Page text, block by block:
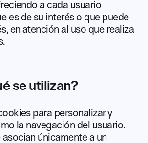
a cada usuario
es de su interés o que puede
en atención al uso que realiza
se utilizan?
para personalizar y
la navegación del usuario.
asocian únicamente a un